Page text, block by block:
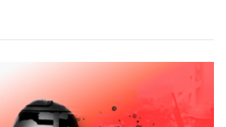
TWEET LINE EMAIL